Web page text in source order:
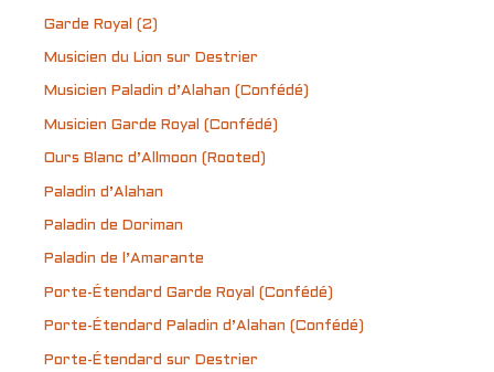
Garde Royal (2)
Musicien du Lion sur Destrier
Musicien Paladin d’Alahan (Confédé)
Musicien Garde Royal (Confédé)
Ours Blanc d’Allmoon (Rooted)
Paladin d’Alahan
Paladin de Doriman
Paladin de l’Amarante
Porte-Étendard Garde Royal (Confédé)
Porte-Étendard Paladin d’Alahan (Confédé)
Porte-Étendard sur Destrier